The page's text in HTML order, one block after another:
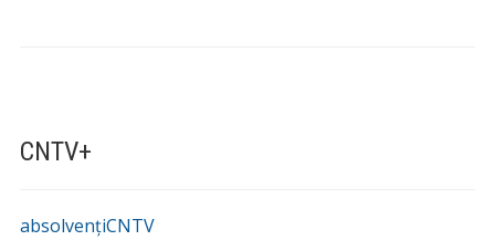
CNTV+
absolvențiCNTV